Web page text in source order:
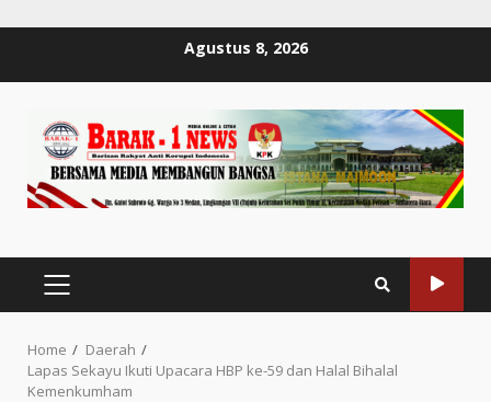
Agustus 8, 2026
PRIMARY
MENU
Home
Daerah
Lapas Sekayu Ikuti Upacara HBP ke-59 dan Halal Bihalal
Kemenkumham